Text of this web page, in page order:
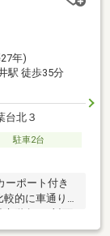
年)
駅 徒歩35分
台北３
駐車2台
ポート付き
的に車通りが
ムーズに♪・リ